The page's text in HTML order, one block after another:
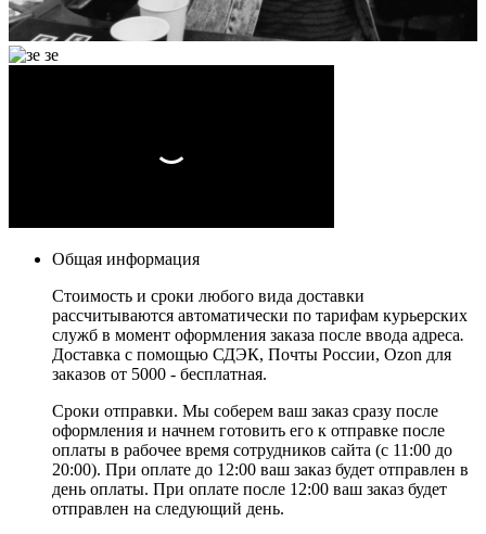
Общая информация
Стоимость и сроки любого вида доставки
рассчитываются автоматически по тарифам курьерских
служб в момент оформления заказа после ввода адреса.
Доставка с помощью СДЭК, Почты России, Ozon для
заказов от 5000 - бесплатная.
Сроки отправки. Мы соберем ваш заказ сразу после
оформления и начнем готовить его к отправке после
оплаты в рабочее время сотрудников сайта (с 11:00 до
20:00). При оплате до 12:00 ваш заказ будет отправлен в
день оплаты. При оплате после 12:00 ваш заказ будет
отправлен на следующий день.